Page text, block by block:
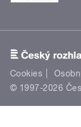
Cookies
© 1997-2026